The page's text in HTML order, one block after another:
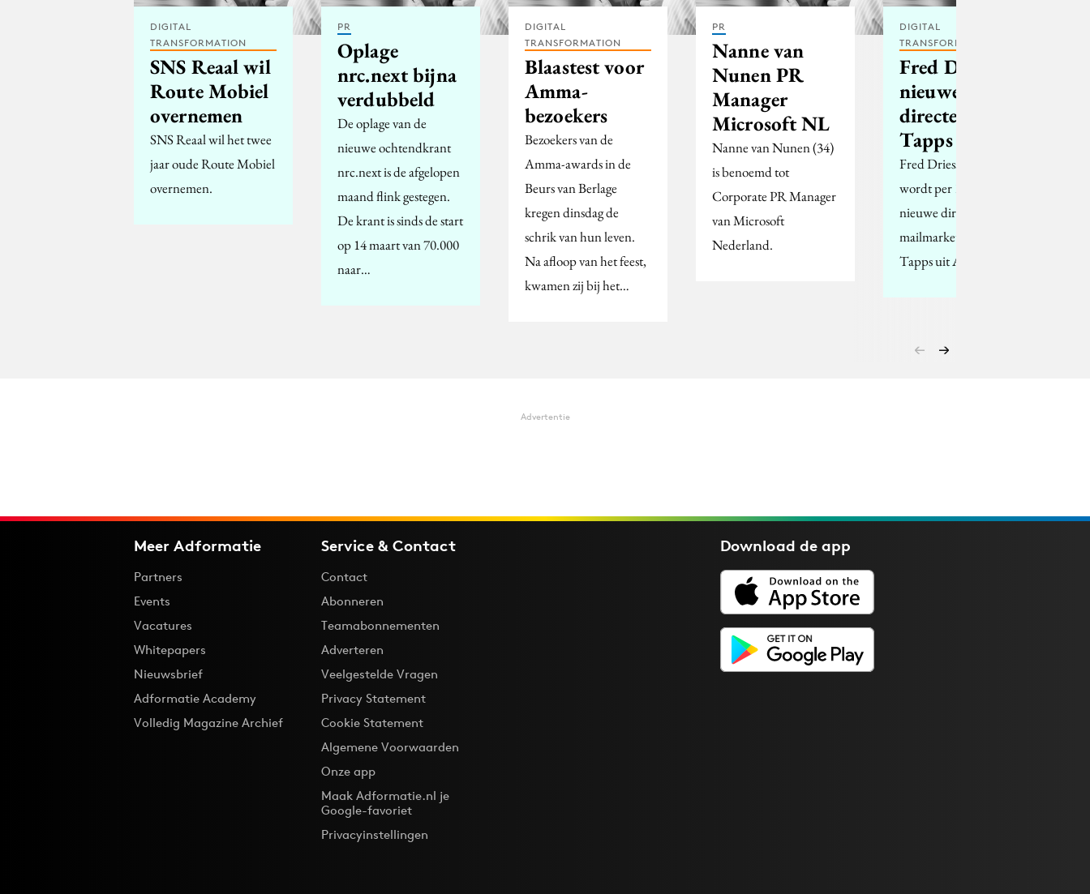
DIGITAL
TRANSFORMATION
SNS Reaal wil
Route Mobiel
overnemen
SNS Reaal wil het twee
jaar oude Route Mobiel
overnemen.
PR
Oplage
nrc.next bijna
verdubbeld
De oplage van de
nieuwe ochtendkrant
nrc.next is de afgelopen
maand flink gestegen.
De krant is sinds de start
op 14 maart van 70.000
naar…
DIGITAL
TRANSFORMATION
Blaastest voor
Amma-
bezoekers
Bezoekers van de
Amma-awards in de
Beurs van Berlage
kregen dinsdag de
schrik van hun leven.
Na afloop van het feest,
kwamen zij bij het…
PR
Nanne van
Nunen PR
Manager
Microsoft NL
Nanne van Nunen (34)
is benoemd tot
Corporate PR Manager
van Microsoft
Nederland.
DIGITAL
TRANSFORMATION
Fred Driessen
nieuwe
directeur
Tapps
Fred Driessen (41)
wordt per 1 juni de
nieuwe directeur van e-
mailmarketingbureau
Tapps uit Amsterdam.
Advertentie
Meer Adformatie
Partners
Events
Vacatures
Whitepapers
Nieuwsbrief
Adformatie Academy
Volledig Magazine Archief
Service & Contact
Contact
Abonneren
Teamabonnementen
Adverteren
Veelgestelde Vragen
Privacy Statement
Cookie Statement
Algemene Voorwaarden
Onze app
Maak Adformatie.nl je
Google-favoriet
Privacyinstellingen
Download deapp